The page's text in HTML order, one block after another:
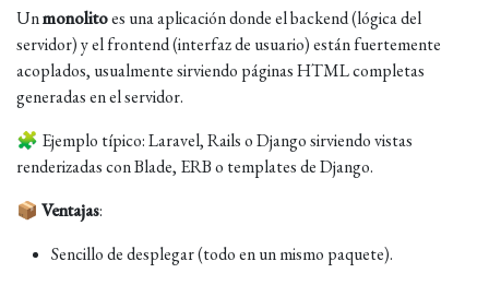
Unmonolitoes una aplicación donde el backend (lógica del
servidor) y el frontend (interfaz de usuario) están fuertemente
acoplados, usualmente sirviendo páginas HTML completas
generadas en el servidor.
🧩 Ejemplo típico: Laravel, Rails o Django sirviendo vistas
renderizadas con Blade, ERB o templates de Django.
📦 Ventajas:
Sencillo de desplegar (todo en un mismo paquete).